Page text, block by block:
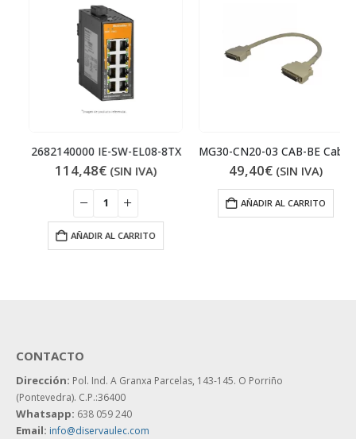
2682140000 IE-SW-EL08-8TX
114,48€ (SIN IVA)
AÑADIR AL CARRITO
MG30-CN20-03 CAB-BE Cable RED PROFIBUS
49,40€ (SIN IVA)
AÑADIR AL CARRITO
CONTACTO
Dirección: Pol. Ind. A Granxa Parcelas, 143-145. O Porriño
(Pontevedra). C.P.:36400
Whatsapp: 638 059 240
Email: info@diservaulec.com